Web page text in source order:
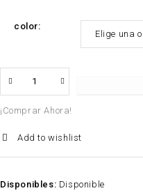
color
¡Comprar Ahora!
Add to wishlist
Disponibles: Disponible